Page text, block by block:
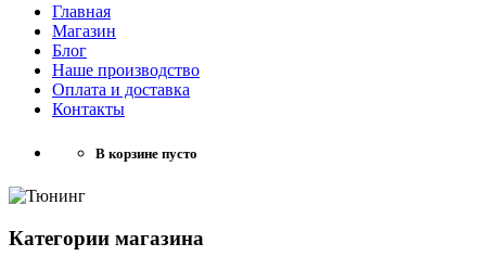
Главная
Магазин
Блог
Наше производство
Оплата и доставка
Контакты
В корзине пусто
Категории магазина